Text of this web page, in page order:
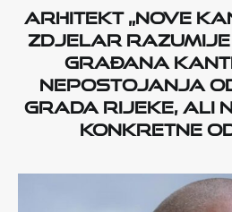
Arhitekt „Nove
Zdjelar
građana
nepostojanja
Grada Rijeke, ali
konkretne